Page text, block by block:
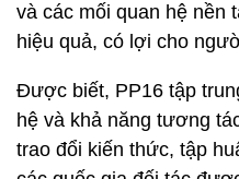
và các mối quan hệ
hiệu quả, có lợi cho
Được biết, PP16 tập
hệ và khả năng tương
trao đổi kiến thức, tập